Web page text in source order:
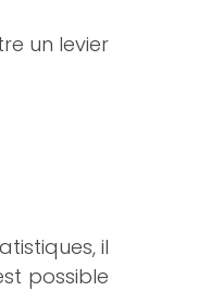
un levier
il
possible